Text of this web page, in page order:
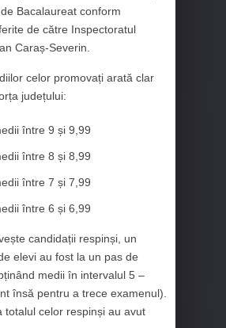
Bacalaureat conform
de către Inspectoratul
Caraș-Severin.
celor promovați arată clar
județului:
între 9 și 9,99
între 8 și 8,99
între 7 și 7,99
între 6 și 6,99
candidații respinși, un
elevi au fost la un pas de
medii în intervalul 5 –
însă pentru a trece examenul).
totalul celor respinși au avut